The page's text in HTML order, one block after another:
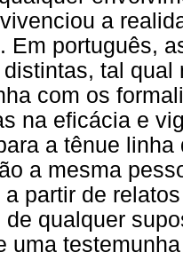
a
Em português,
tal qual
com os
na eficácia e
a tênue
a mesma
partir de
de qualquer
uma